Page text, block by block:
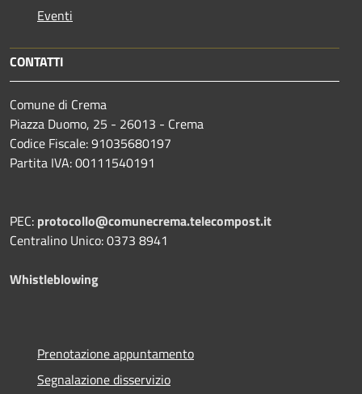
Eventi
CONTATTI
Comune di Crema
Piazza Duomo, 25 - 26013 - Crema
Codice Fiscale: 91035680197
Partita IVA: 00111540191
PEC: protocollo@comunecrema.telecompost.it
Centralino Unico: 0373 8941
Whistleblowing
Prenotazione appuntamento
Segnalazione disservizio